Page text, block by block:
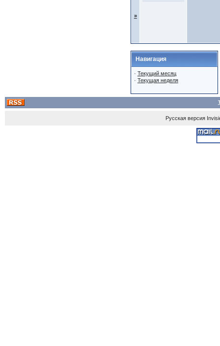
»
Навигация
· Текущий месяц
· Текущая неделя
Русская версия